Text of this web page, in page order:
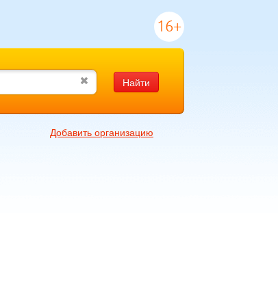
16+
Найти
Добавить организацию